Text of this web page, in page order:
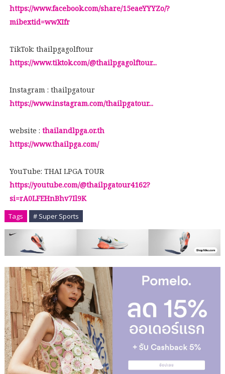
https://www.facebook.com/share/15eaeYYYZo/?
mibextid=wwXIfr
TikTok: thailpgagolftour
https://www.tiktok.com/@thailpgagolftour...
Instagram : thailpgatour
https://www.instagram.com/thailpgatour...
website : thailandlpga.or.th
https://www.thailpga.com/
YouTube: THAI LPGA TOUR
https://youtube.com/@thailpgatour4162?
si=rA0LFEHnBhv7Il9K
Tags # Super Sports